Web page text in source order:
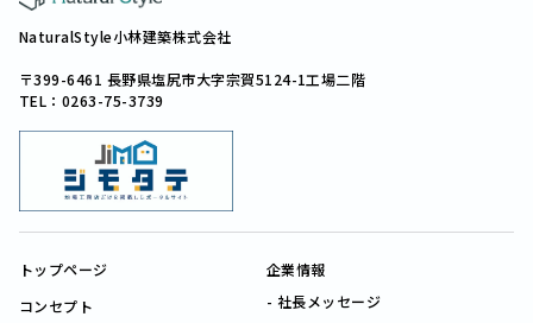
NaturalStyle小林建築株式会社
〒399-6461 長野県塩尻市大字宗賀5124-1工場二階
TEL：0263-75-3739
トップページ
コンセプト
企業情報
社長メッセージ